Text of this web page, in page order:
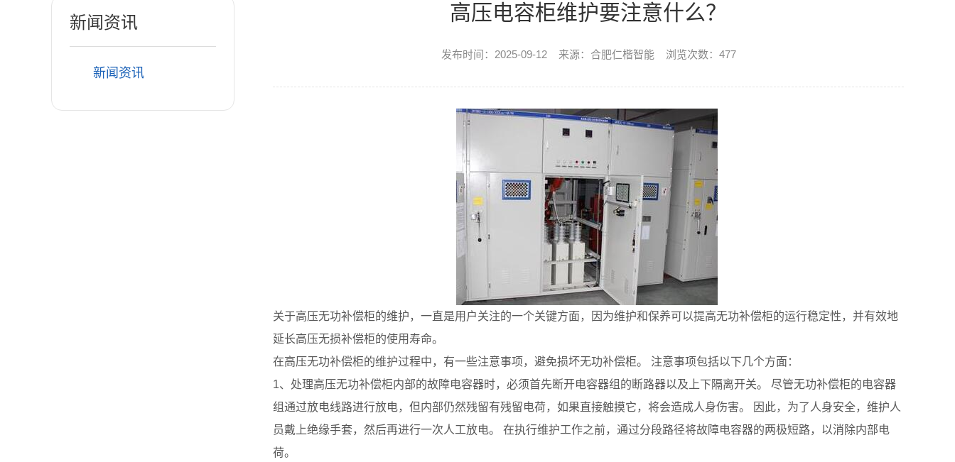
新闻资讯
新闻资讯
高压电容柜维护要注意什么？
发布时间：2025-09-12 来源：合肥仁楷智能 浏览次数：477
关于高压无功补偿柜的维护，一直是用户关注的一个关键方面，因为维护和保养可以提高无功补偿柜的运行稳定性，并有效地
延长高压无损补偿柜的使用寿命。
在高压无功补偿柜的维护过程中，有一些注意事项，避免损坏无功补偿柜。 注意事项包括以下几个方面：
1、处理高压无功补偿柜内部的故障电容器时，必须首先断开电容器组的断路器以及上下隔离开关。 尽管无功补偿柜的电容器
组通过放电线路进行放电，但内部仍然残留有残留电荷，如果直接触摸它，将会造成人身伤害。 因此，为了人身安全，维护人
员戴上绝缘手套，然后再进行一次人工放电。 在执行维护工作之前，通过分段路径将故障电容器的两极短路，以消除内部电
荷。